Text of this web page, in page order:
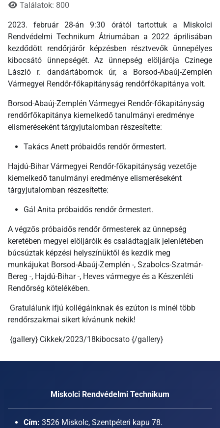
Találatok: 800
2023. február 28-án 9:30 órától tartottuk a Miskolci
Rendvédelmi Technikum Átriumában a 2022 áprilisában
kezdődött rendőrjárőr képzésben résztvevők ünnepélyes
kibocsátó ünnepségét. Az ünnepség elöljárója Czinege
László r. dandártábornok úr, a Borsod-Abaúj-Zemplén
Vármegyei Rendőr-főkapitányság rendőrfőkapitánya volt.
Borsod-Abaúj-Zemplén Vármegyei Rendőr-főkapitányság
rendőrfőkapitánya kiemelkedő tanulmányi eredménye
elismeréseként tárgyjutalomban részesítette:
Takács Anett próbaidős rendőr őrmestert.
Hajdú-Bihar Vármegyei Rendőr-főkapitányság vezetője
kiemelkedő tanulmányi eredménye elismeréseként
tárgyjutalomban részesítette:
Gál Anita próbaidős rendőr őrmestert.
A végzős próbaidős rendőr őrmesterek az ünnepség
keretében megyei elöljáróik és családtagjaik jelenlétében
búcsúztak képzési helyszínüktől és kezdik meg
munkájukat Borsod-Abaúj-Zemplén -, Szabolcs-Szatmár-
Bereg -, Hajdú-Bihar -, Heves vármegye és a Készenléti
Rendőrség kötelékében.
Gratulálunk ifjú kollégáinknak és ezúton is minél több
rendőrszakmai sikert kívánunk nekik!
{gallery} Cikkek/2023/18kibocsato {/gallery}
Miskolci Rendvédelmi Technikum
Cím: 3526 Miskolc, Szentpéteri kapu 78.